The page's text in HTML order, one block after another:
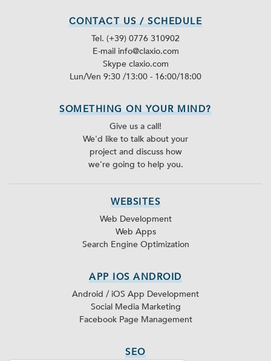
CONTACT US / SCHEDULE
Tel. (+39) 0776 310902
E-mail info@claxio.com
Skype claxio.com
Lun/Ven 9:30 /13:00 - 16:00/18:00
SOMETHING ON YOUR MIND?
Give us a call!
We'd like to talk about your
project and discuss how
we're going to help you.
WEBSITES
Web Development
Web Apps
Search Engine Optimization
APP IOS ANDROID
Android / iOS App Development
Social Media Marketing
Facebook Page Management
SEO